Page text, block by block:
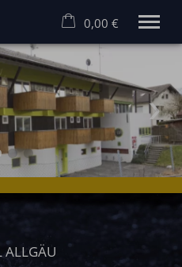
CANYONING IM ALLGÄU
0,00 €
ist leer
ALLGÄU